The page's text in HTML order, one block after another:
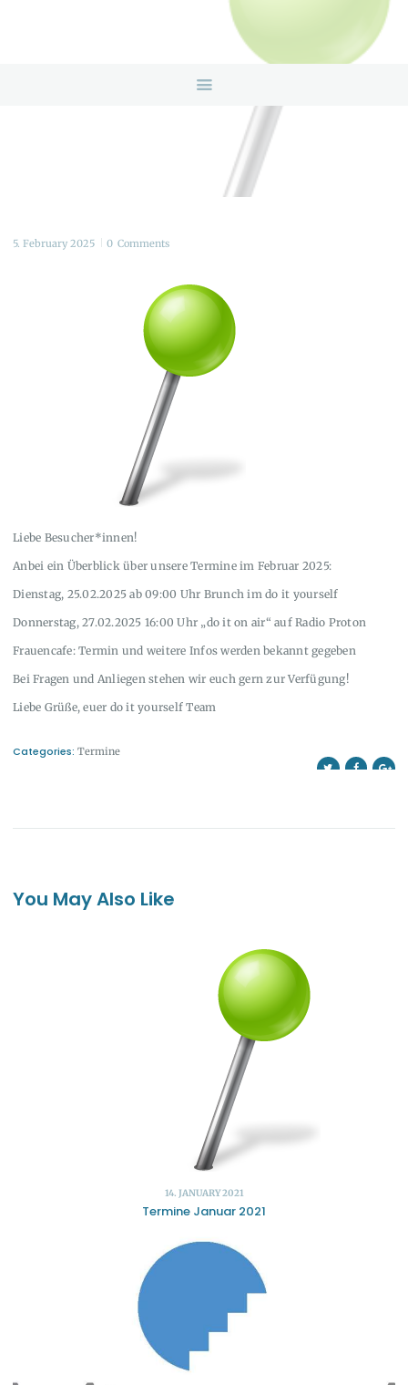
5. February 2025 0 Comments
Liebe Besucher*innen!
Anbei ein Überblick über unsere Termine im Februar 2025:
Dienstag, 25.02.2025 ab 09:00 Uhr Brunch im do it yourself
Donnerstag, 27.02.2025 16:00 Uhr „do it on air“ auf Radio Proton
Frauencafe: Termin und weitere Infos werden bekannt gegeben
Bei Fragen und Anliegen stehen wir euch gern zur Verfügung!
Liebe Grüße, euer do it yourself Team
Categories: Termine
You May Also Like
14. JANUARY 2021
Termine Januar 2021